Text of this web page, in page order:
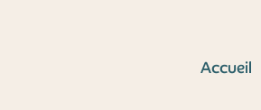
Accueil